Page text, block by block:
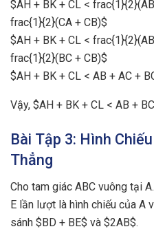
$AH + BK + CL <
frac{1}{2}(CA + CB)$
$AH + BK + CL <
frac{1}{2}(BC + CB)$
$AH + BK + CL < AB + AC +
Vậy, $AH + BK + CL < AB +
Bài Tập 3: Hình
Thẳng
Cho tam giác ABC vuông tại
E lần lượt là hình chiếu của A
sánh $BD + BE$ và $2AB$.